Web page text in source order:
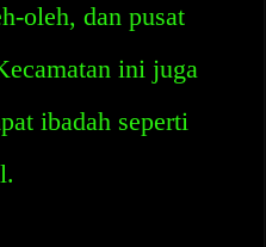
oleh, dan pusat
ini juga
ibadah seperti